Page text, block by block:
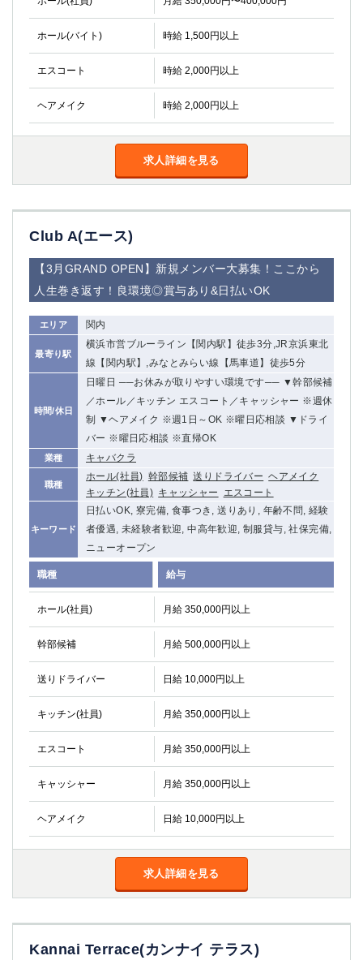
ホール(バイト) 時給 1,500円以上
エスコート 時給 2,000円以上
ヘアメイク 時給 2,000円以上
求人詳細を見る
Club A(エース)
【3月GRAND OPEN】新規メンバー大募集！ここから
人生巻き返す！良環境◎賞与あり&日払いOK
エリア 関内
最寄り駅
横浜市営ブルーライン【関内駅】徒歩3分,JR京浜東北
線【関内駅】,みなとみらい線【馬車道】徒歩5分
時間/休日
日曜日 ──お休みが取りやすい環境です── ▼幹部候補
／ホール／キッチン エスコート／キャッシャー ※週休
制 ▼ヘアメイク ※週1日～OK ※曜日応相談 ▼ドライ
バー ※曜日応相談 ※直帰OK
業種 キャバクラ
職種
ホール(社員) 幹部候補 送りドライバー ヘアメイク
キッチン(社員) キャッシャー エスコート
キーワード
日払いOK, 寮完備, 食事つき, 送りあり, 年齢不問, 経験
者優遇, 未経験者歓迎, 中高年歓迎, 制服貸与, 社保完備,
ニューオープン
職種 給与
ホール(社員) 月給 350,000円以上
幹部候補 月給 500,000円以上
送りドライバー 日給 10,000円以上
キッチン(社員) 月給 350,000円以上
エスコート 月給 350,000円以上
キャッシャー 月給 350,000円以上
ヘアメイク 日給 10,000円以上
求人詳細を見る
Kannai Terrace(カンナイ テラス)